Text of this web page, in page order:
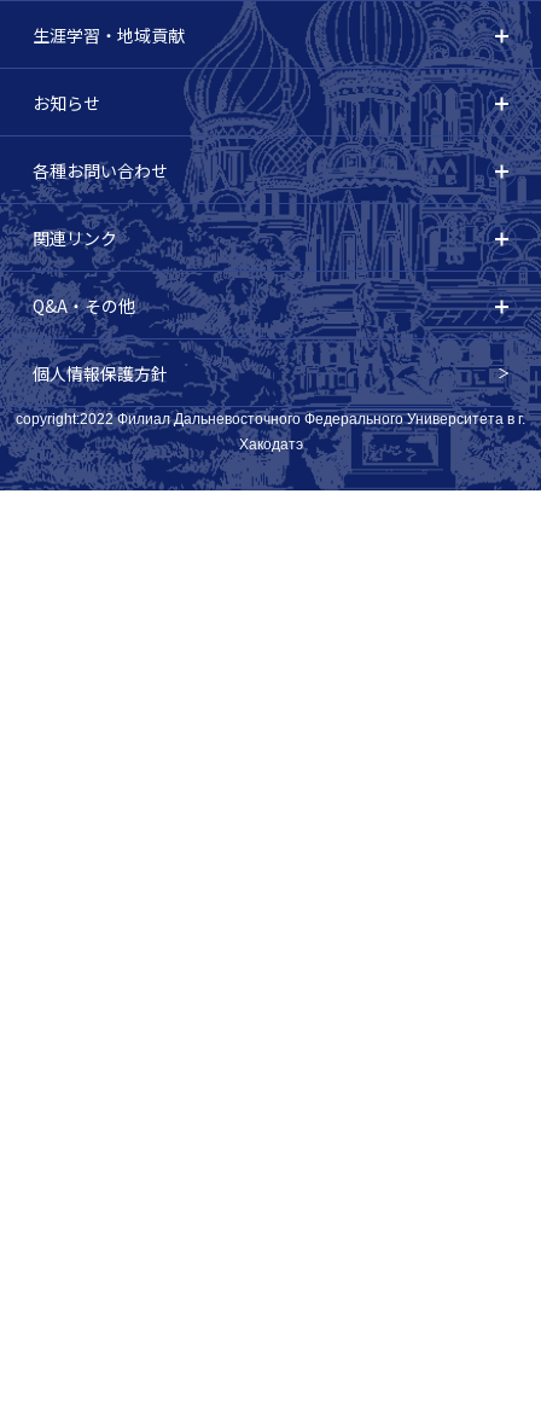
生涯学習・地域貢献
お知らせ
各種お問い合わせ
関連リンク
Q&A・その他
個人情報保護方針
copyright:2022 Филиал Дальневосточного Федерального Университета в г.
Хакодатэ